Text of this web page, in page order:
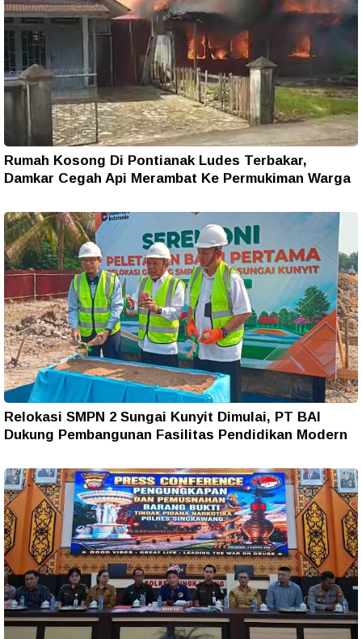
Rumah Kosong Di Pontianak Ludes Terbakar,
Damkar Cegah Api Merambat Ke Permukiman Warga
Relokasi SMPN 2 Sungai Kunyit Dimulai, PT BAI
Dukung Pembangunan Fasilitas Pendidikan Modern